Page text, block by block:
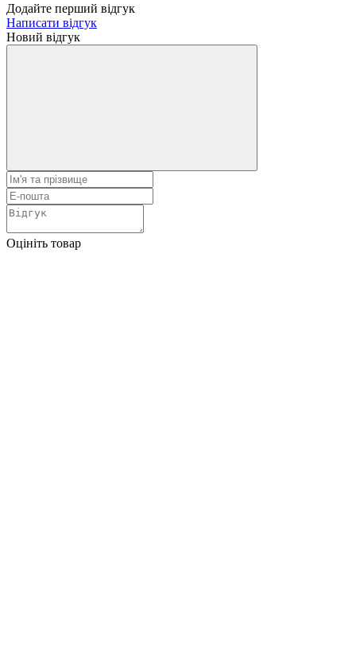
Додайте перший відгук
Написати відгук
Новий відгук
Оцініть товар